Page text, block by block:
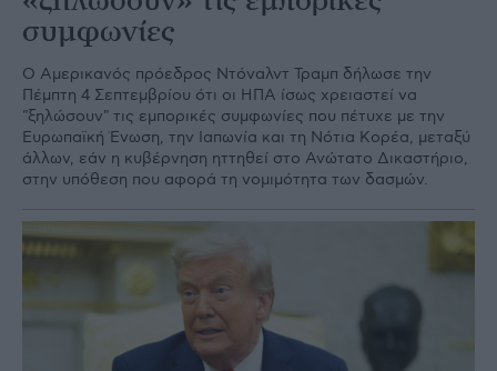
συμφωνίες
Ο Αμερικανός πρόεδρος Ντόναλντ Τραμπ δήλωσε την
Πέμπτη 4 Σεπτεμβρίου ότι οι ΗΠΑ ίσως χρειαστεί να
"ξηλώσουν" τις εμπορικές συμφωνίες που πέτυχε με την
Ευρωπαϊκή Ένωση, την Ιαπωνία και τη Νότια Κορέα, μεταξύ
άλλων, εάν η κυβέρνηση ηττηθεί στο Ανώτατο Δικαστήριο,
στην υπόθεση που αφορά τη νομιμότητα των δασμών.